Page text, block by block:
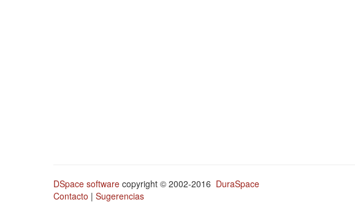
DSpace software copyright © 2002-2016 DuraSpace
Contacto | Sugerencias